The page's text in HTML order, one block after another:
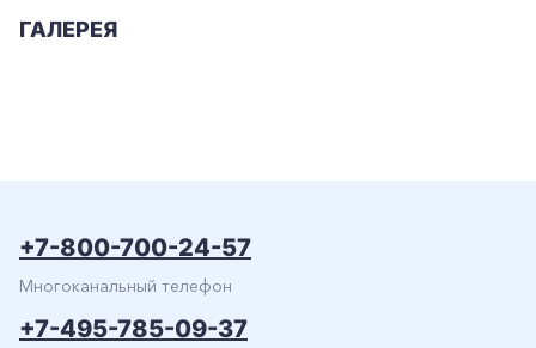
Корпоративным клиентам
ГАЛЕРЕЯ
+7-800-700-24-57
Многоканальный телефон
+7-495-785-09-37